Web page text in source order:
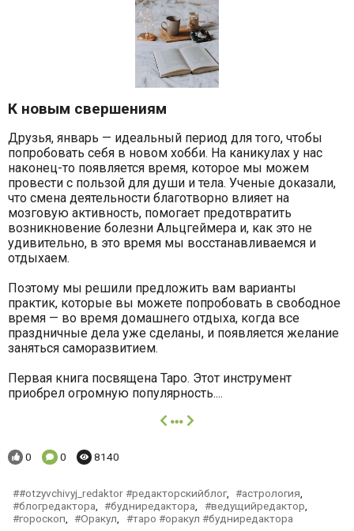
К новым свершениям
Друзья, январь — идеальный период для того, чтобы
попробовать себя в новом хобби. На каникулах у нас
наконец-то появляется время, которое мы можем
провести с пользой для души и тела. Ученые доказали,
что смена деятельности благотворно влияет на
мозговую активность, помогает предотвратить
возникновение болезни Альцгеймера и, как это не
удивительно, в это время мы восстанавливаемся и
отдыхаем.
Поэтому мы решили предложить вам варианты
практик, которые вы можете попробовать в свободное
время — во время домашнего отдыха, когда все
праздничные дела уже сделаны, и появляется желание
заняться саморазвитием.
Первая книга посвящена Таро. Этот инструмент
приобрел огромную популярность....
далее
Понравилось:
0 Комментариев:
0 Просмотров:
8140
#otzyvchivyj_redaktor #редакторскийблог, астрология
блогредактора
будниредактора ведущийредактор
гороскоп
Оракул таро #оракул #будниредактора